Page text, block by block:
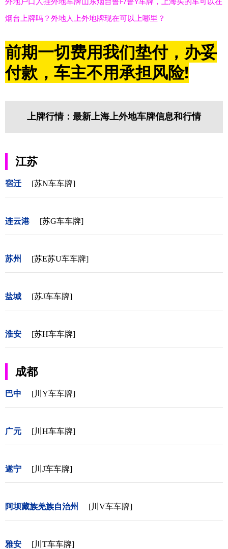
烟台上牌吗？外地人上外地牌现在可以上哪里？
前期一切费用我们垫付，办妥
付款，车主不用承担风险!
上牌行情：最新上海上外地车牌信息和行情
江苏
宿迁 [苏N车车牌]
连云港 [苏G车车牌]
苏州 [苏E苏U车车牌]
盐城 [苏J车车牌]
淮安 [苏H车车牌]
成都
巴中 [川Y车车牌]
广元 [川H车车牌]
遂宁 [川J车车牌]
阿坝藏族羌族自治州 [川V车车牌]
雅安 [川T车车牌]